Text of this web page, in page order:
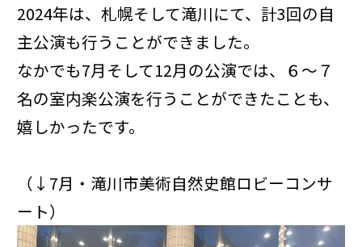
2024年は、札幌そして滝川にて、計3回の自
主公演も行うことができました。
なかでも7月そして12月の公演では、６～７
名の室内楽公演を行うことができたことも、
嬉しかったです。
（↓7月・滝川市美術自然史館ロビーコンサ
ート）